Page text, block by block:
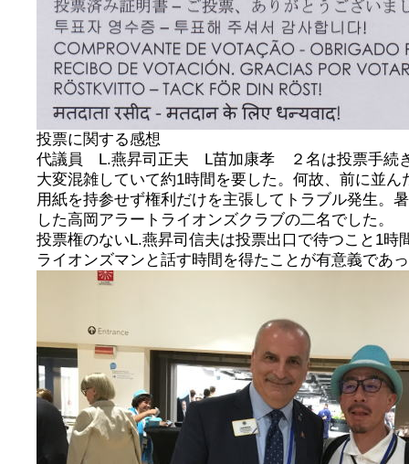
投票に関する感想
代議員 L.燕昇司正夫 L苗加康孝 ２名は投票手続
大変混雑していて約1時間を要した。何故、前に並ん
用紙を持参せず権利だけを主張してトラブル発生。
した高岡アラートライオンズクラブの二名でした。
投票権のないL.燕昇司信夫は投票出口で待つこと1時
ライオンズマンと話す時間を得たことが有意義であ